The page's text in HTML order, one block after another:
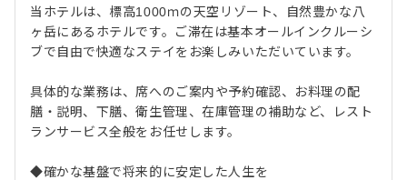
当ホテルは、標高1000ｍの天空リゾート、自然豊かな八
ヶ岳にあるホテルです。ご滞在は基本オールインクルーシ
ブで自由で快適なステイをお楽しみいただいています。
具体的な業務は、席へのご案内や予約確認、お料理の配
膳・説明、下膳、衛生管理、在庫管理の補助など、レスト
ランサービス全般をお任せします。
◆確かな基盤で将来的に安定した人生を